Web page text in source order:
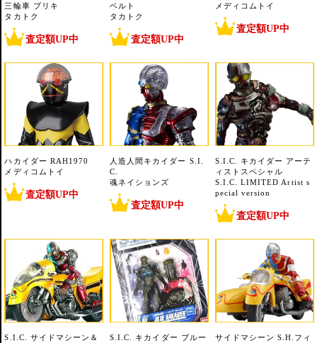
三輪車 ブリキ
タカトク
査定額UP中
ベルト
タカトク
査定額UP中
メディコムトイ
査定額UP中
ハカイダー RAH1970
メディコムトイ
査定額UP中
人造人間キカイダー S.I.
C.
魂ネイションズ
査定額UP中
S.I.C. キカイダー アーテ
ィストスペシャル
S.I.C. LIMITED Artist s
pecial version
査定額UP中
S.I.C. サイドマシーン＆
S.I.C. キカイダー ブルー
サイドマシーン S.H.フィ